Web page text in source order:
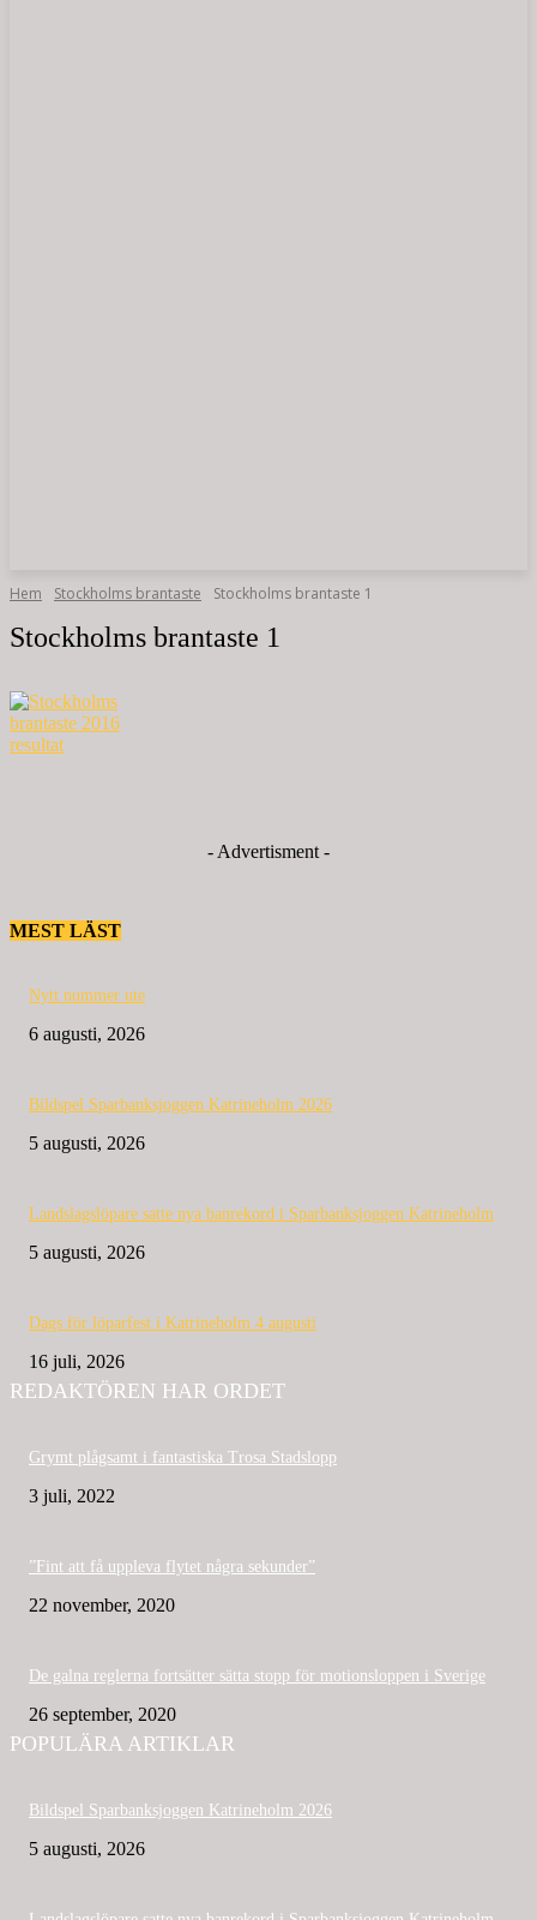
Hem Stockholms brantaste Stockholms brantaste 1
Stockholms brantaste 1
- Advertisment -
MEST LÄST
Nytt nummer ute
6 augusti, 2026
Bildspel Sparbanksjoggen Katrineholm 2026
5 augusti, 2026
Landslagslöpare satte nya banrekord i Sparbanksjoggen Katrineholm
5 augusti, 2026
Dags för löparfest i Katrineholm 4 augusti
16 juli, 2026
REDAKTÖREN HAR ORDET
Grymt plågsamt i fantastiska Trosa Stadslopp
3 juli, 2022
”Fint att få uppleva flytet några sekunder”
22 november, 2020
De galna reglerna fortsätter sätta stopp för motionsloppen i Sverige
26 september, 2020
POPULÄRA ARTIKLAR
Bildspel Sparbanksjoggen Katrineholm 2026
5 augusti, 2026